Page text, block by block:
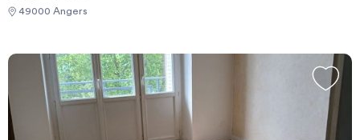
49000 Angers